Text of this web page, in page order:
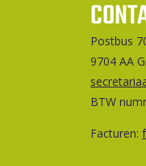
Postbus
9704 AA
BTW
Facturen: